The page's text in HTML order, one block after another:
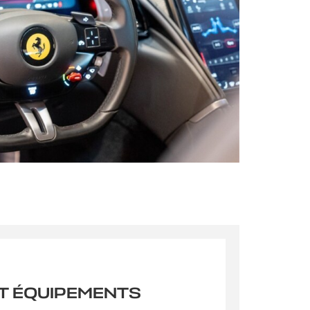
eget
ÉQUIPEMENTS